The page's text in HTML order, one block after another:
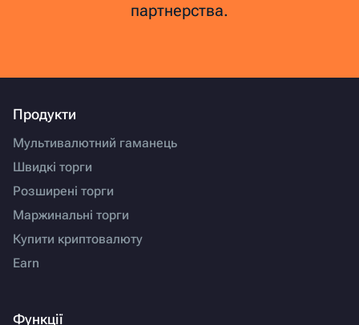
партнерства.
Продукти
Мультивалютний гаманець
Швидкі торги
Розширені торги
Маржинальні торги
Купити криптовалюту
Earn
Функції